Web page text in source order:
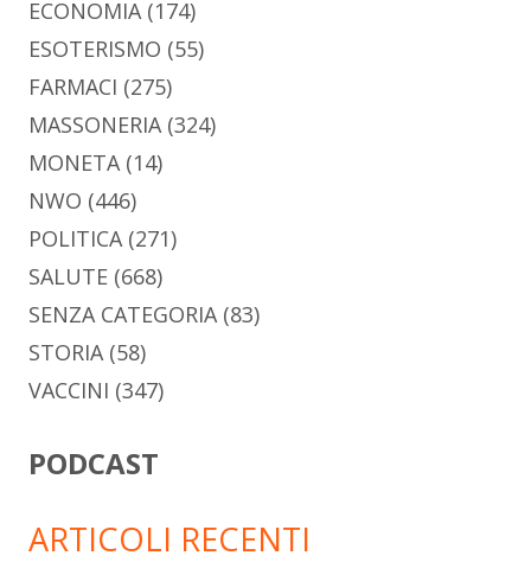
ECONOMIA(174)
ESOTERISMO (55)
FARMACI (275)
MASSONERIA(324)
MONETA(14)
NWO (446)
POLITICA(271)
SALUTE (668)
SENZA CATEGORIA(83)
STORIA(58)
VACCINI (347)
PODCAST
ARTICOLI RECENTI